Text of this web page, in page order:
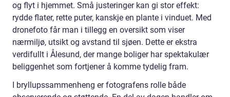
og flyt i hjemmet. Små justeringer kan gi stor effekt:
rydde flater, rette puter, kanskje en plante i vinduet. Med
dronefoto får man i tillegg en oversikt som viser
nærmiljø, utsikt og avstand til sjøen. Dette er ekstra
verdifullt i Ålesund, der mange boliger har spektakulær
beliggenhet som fortjener å komme tydelig fram.
I bryllupssammenheng er fotografens rolle både